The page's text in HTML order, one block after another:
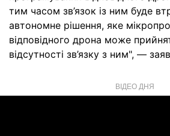
тим часом зв’язок із ним буде
автономне рішення, яке
відповідного дрона може
відсутності зв’язку з ним", —
ВІДЕО ДНЯ